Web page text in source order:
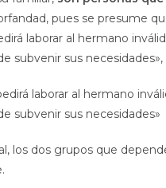
pues se presume
laborar al hermano
subvenir sus necesidades»,
laborar al hermano
subvenir sus necesidades»
los dos grupos que